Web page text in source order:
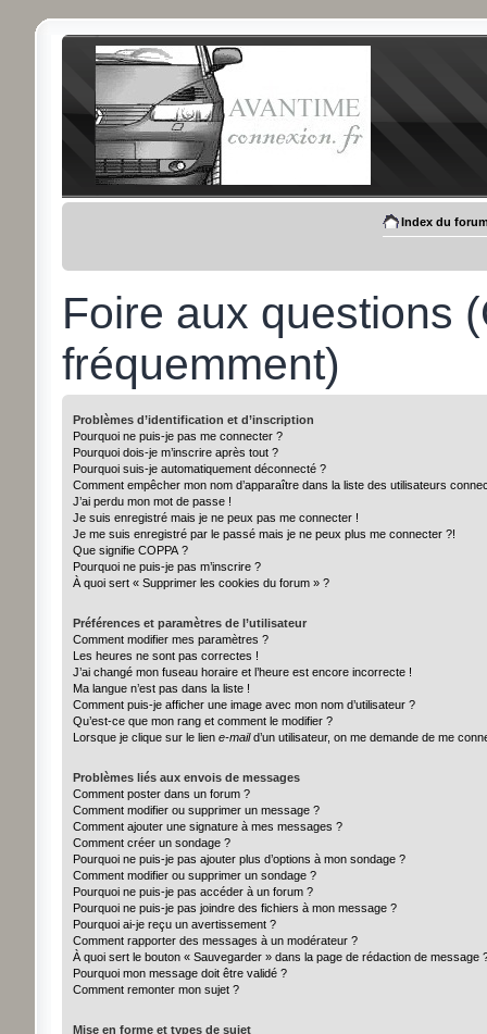
Index du
Foire aux questions
fréquemment)
Problèmes d’identification et d’inscription
Pourquoi ne puis-je pas me connecter ?
Pourquoi dois-je m’inscrire après tout ?
Pourquoi suis-je automatiquement déconnecté ?
Comment empêcher mon nom d’apparaître dans la liste des utilisateurs
J’ai perdu mon mot de passe !
Je suis enregistré mais je ne peux pas me connecter !
Je me suis enregistré par le passé mais je ne peux plus me connecter ?!
Que signifie COPPA ?
Pourquoi ne puis-je pas m’inscrire ?
À quoi sert « Supprimer les cookies du forum » ?
Préférences et paramètres de l’utilisateur
Comment modifier mes paramètres ?
Les heures ne sont pas correctes !
J’ai changé mon fuseau horaire et l’heure est encore incorrecte !
Ma langue n’est pas dans la liste !
Comment puis-je afficher une image avec mon nom d’utilisateur ?
Qu’est-ce que mon rang et comment le modifier ?
Lorsque je clique sur le lien e-maild’un utilisateur, on me demande de me
Problèmes liés aux envois de messages
Comment poster dans un forum ?
Comment modifier ou supprimer un message ?
Comment ajouter une signature à mes messages ?
Comment créer un sondage ?
Pourquoi ne puis-je pas ajouter plus d’options à mon sondage ?
Comment modifier ou supprimer un sondage ?
Pourquoi ne puis-je pas accéder à un forum ?
Pourquoi ne puis-je pas joindre des fichiers à mon message ?
Pourquoi ai-je reçu un avertissement ?
Comment rapporter des messages à un modérateur ?
À quoi sert le bouton « Sauvegarder » dans la page de rédaction de message
Pourquoi mon message doit être validé ?
Comment remonter mon sujet ?
Mise en forme et types de sujet